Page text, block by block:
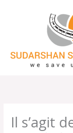
Il s’agit